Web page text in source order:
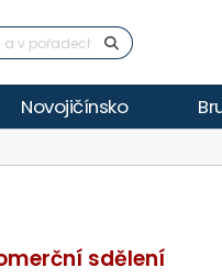
Novojičínsko
sdělení